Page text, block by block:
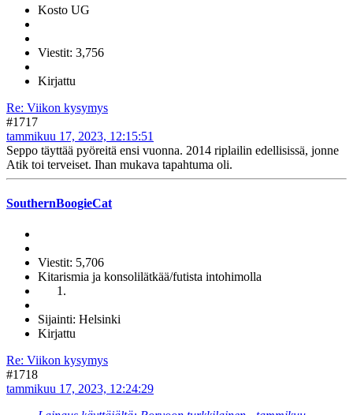
Kosto UG
Viestit: 3,756
Kirjattu
Re: Viikon kysymys
#1717
tammikuu 17, 2023, 12:15:51
Seppo täyttää pyöreitä ensi vuonna. 2014 riplailin edellisissä, jonne
Atik toi terveiset. Ihan mukava tapahtuma oli.
SouthernBoogieCat
Viestit: 5,706
Kitarismia ja konsolilätkää/futista intohimolla
Sijainti: Helsinki
Kirjattu
Re: Viikon kysymys
#1718
tammikuu 17, 2023, 12:24:29